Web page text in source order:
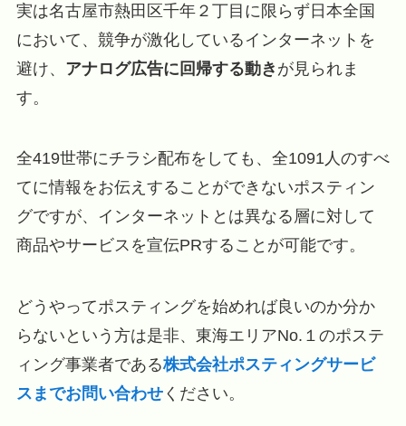
実は名古屋市熱田区千年２丁目に限らず日本全国
において、競争が激化しているインターネットを
避け、 アナログ広告に回帰する動き が見られま
す。
全419世帯にチラシ配布をしても、全1091人のすべ
てに情報をお伝えすることができないポスティン
グですが、インターネットとは異なる層に対して
商品やサービスを宣伝PRすることが可能です。
どうやってポスティングを始めれば良いのか分か
らないという方は是非、東海エリアNo.１のポステ
ィング事業者である株式会社ポスティングサービ
スまでお問い合わせください。